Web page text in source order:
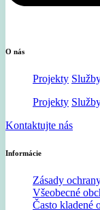
O nás
Projekty
Projekty
Kontaktujte nás
Informácie
Zásady
Všeobecné
Často kladené